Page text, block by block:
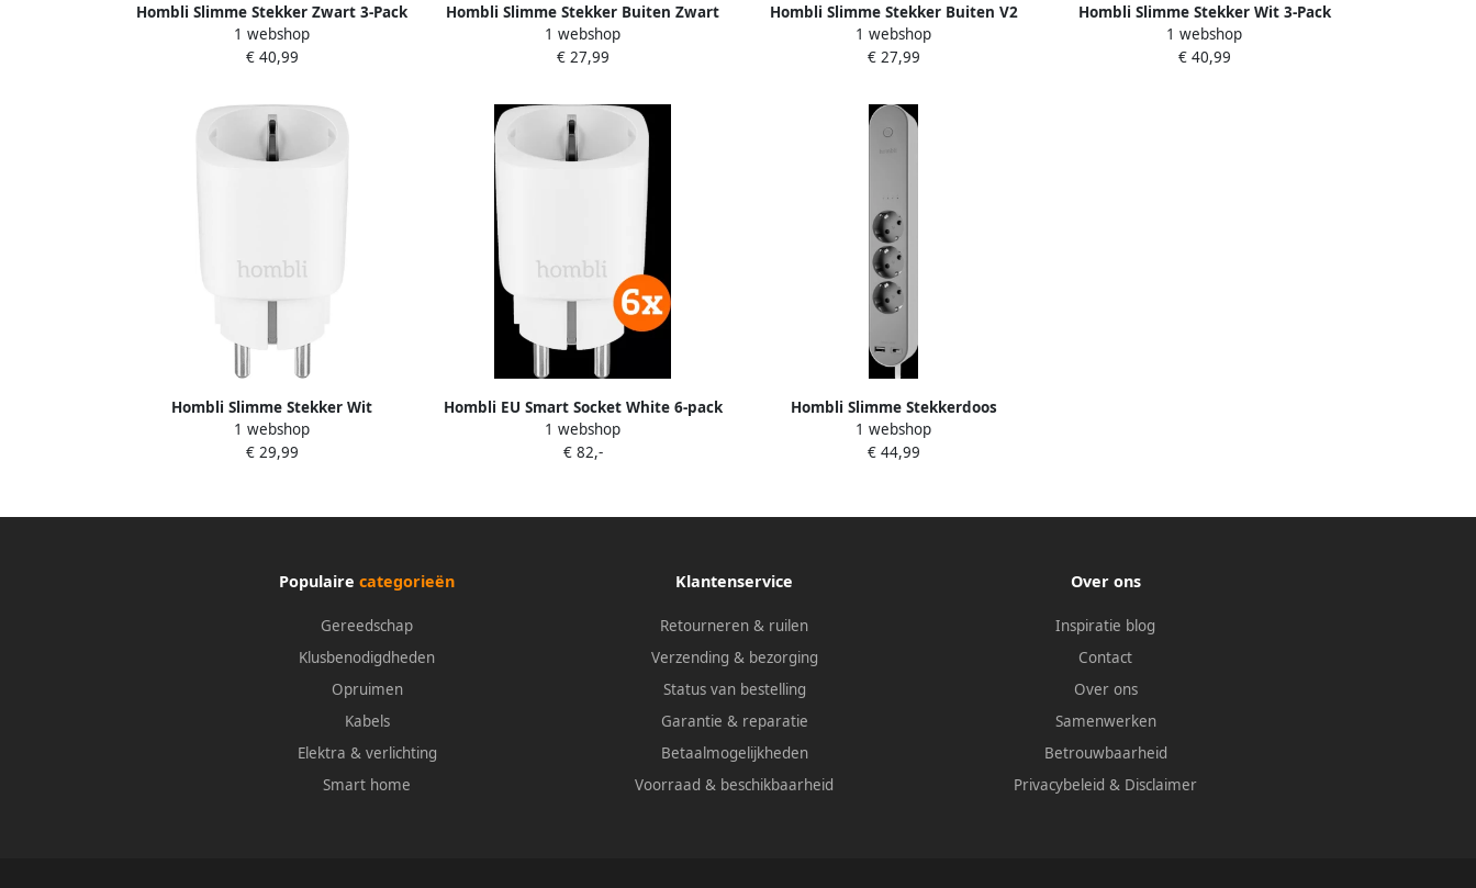
Hombli Slimme Stekker Zwart 3-Pack
1 webshop
€ 40,99
Hombli Slimme Stekker Buiten Zwart
1 webshop
€ 27,99
Hombli Slimme Stekker Buiten V2
Zwart
1 webshop
€ 27,99
Hombli Slimme Stekker Wit 3-Pack
1 webshop
€ 40,99
Hombli Slimme Stekker Wit
1 webshop
€ 29,99
Hombli EU Smart Socket White 6-pack
1 webshop
€ 82,-
Hombli Slimme Stekkerdoos
1 webshop
€ 44,99
Populaire categorieën
Gereedschap
Klusbenodigdheden
Opruimen
Kabels
Elektra & verlichting
Smart home
Klantenservice
Retourneren & ruilen
Verzending & bezorging
Status van bestelling
Garantie & reparatie
Betaalmogelijkheden
Voorraad & beschikbaarheid
Over ons
Inspiratie blog
Contact
Over ons
Samenwerken
Betrouwbaarheid
Privacybeleid & Disclaimer